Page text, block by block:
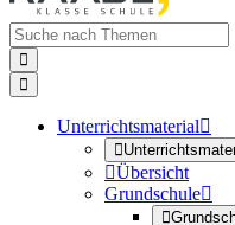


Unterrichtsmaterial

Übersicht
Grundschule
